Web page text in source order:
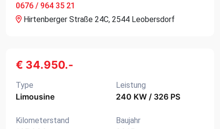
0676 / 964 35 21
Hirtenberger Straße 24C, 2544 Leobersdorf
€ 34.950.-
Type
Limousine
Leistung
240 KW / 326 PS
Kilometerstand Baujahr